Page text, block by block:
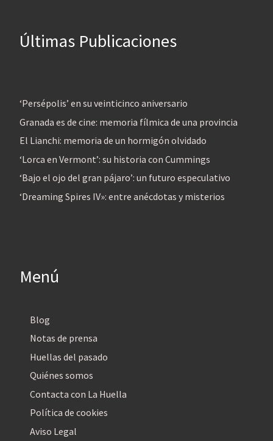
Últimas Publicaciones
‘Persépolis’ en su veinticinco aniversario
Granada es de cine: memoria fílmica de una provincia
El Lianchi: memoria de un hormigón olvidado
‘Lorca en Vermont’: su historia con Cummings
‘Bajo el ojo del gran pájaro’: un futuro especulativo
‘Dreaming Spires IV»: entre anécdotas y misterios
Menú
Blog
Notas de prensa
Huellas del pasado
Quiénes somos
Contacta con La Huella
Política de cookies
Aviso Legal